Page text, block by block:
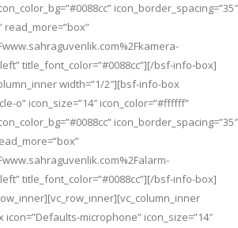
icon_border_spacing=”35″
read_more=”box”
title_font_color=”#0088cc”][/bsf-info-box]
width=”1/2″][bsf-info-box
o” icon_size=”14″ icon_color=”#ffffff”
icon_border_spacing=”35″
title_font_color=”#0088cc”][/bsf-info-box]
microphone” icon_size=”14″